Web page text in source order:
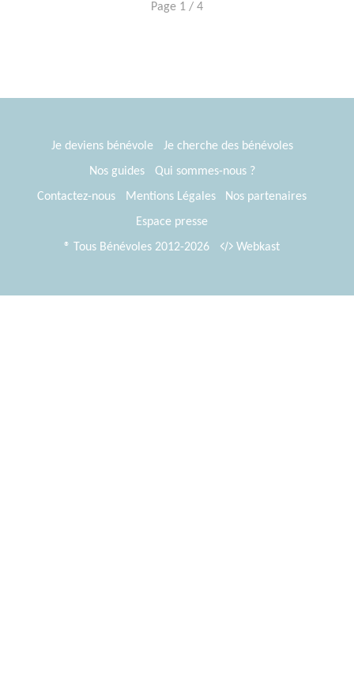
Page 1 / 4
Je deviens bénévole
Je cherche des bénévoles
Nos guides
Qui sommes-nous ?
Contactez-nous
Mentions Légales
Nos partenaires
Espace presse
® Tous Bénévoles 2012-2026
Webkast